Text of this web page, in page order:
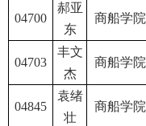
04700
郝亚
东
商船学院
04703
丰文
杰
商船学院
04845
袁绪
壮
商船学院